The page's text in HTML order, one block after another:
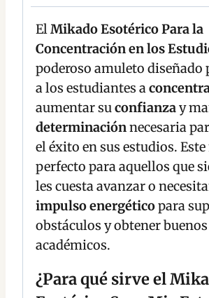
ElMikado Esotérico Para la
Concentración en los
poderoso amuleto diseñado
a los estudiantes a
aumentar suconfianzay
determinaciónnecesaria
el éxito en sus estudios.
perfecto para aquellos que
les cuesta avanzar o
impulso energéticopara
obstáculos y obtener
académicos.
¿Para qué sirve el